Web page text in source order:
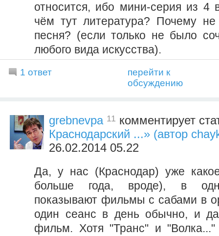
относится, ибо мини-серия из 4
чём тут литература? Почему
песня? (если только не было
любого вида искусства).
1 ответ
перейти к
обсуждению
grebnevpa 11 комментирует
Краснодарский ...» (автор
26.02.2014 05.22
Да, у нас (Краснодар) уже
больше года, вроде), в
показывают фильмы с сабами в
один сеанс в день обычно, и
фильм. Хотя "Транс" и